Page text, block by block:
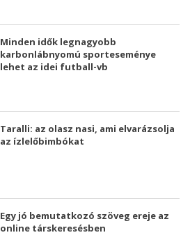
Minden idők legnagyobb
karbonlábnyomú sporteseménye
lehet az idei futball-vb
Taralli: az olasz nasi, ami elvarázsolja
az ízlelőbimbókat
Egy jó bemutatkozó szöveg ereje az
online társkeresésben